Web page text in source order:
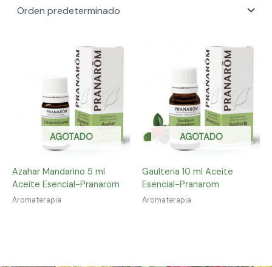
AGOTADO
Azahar Mandarino 5 ml
Aceite Esencial-Pranarom
Aromaterapia
AGOTADO
Gaulteria 10 ml Aceite
Esencial-Pranarom
Aromaterapia